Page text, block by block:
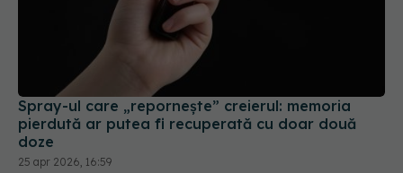
Spray-ul care „repornește” creierul: memoria
pierdută ar putea fi recuperată cu doar două
doze
25 apr 2026, 16:59